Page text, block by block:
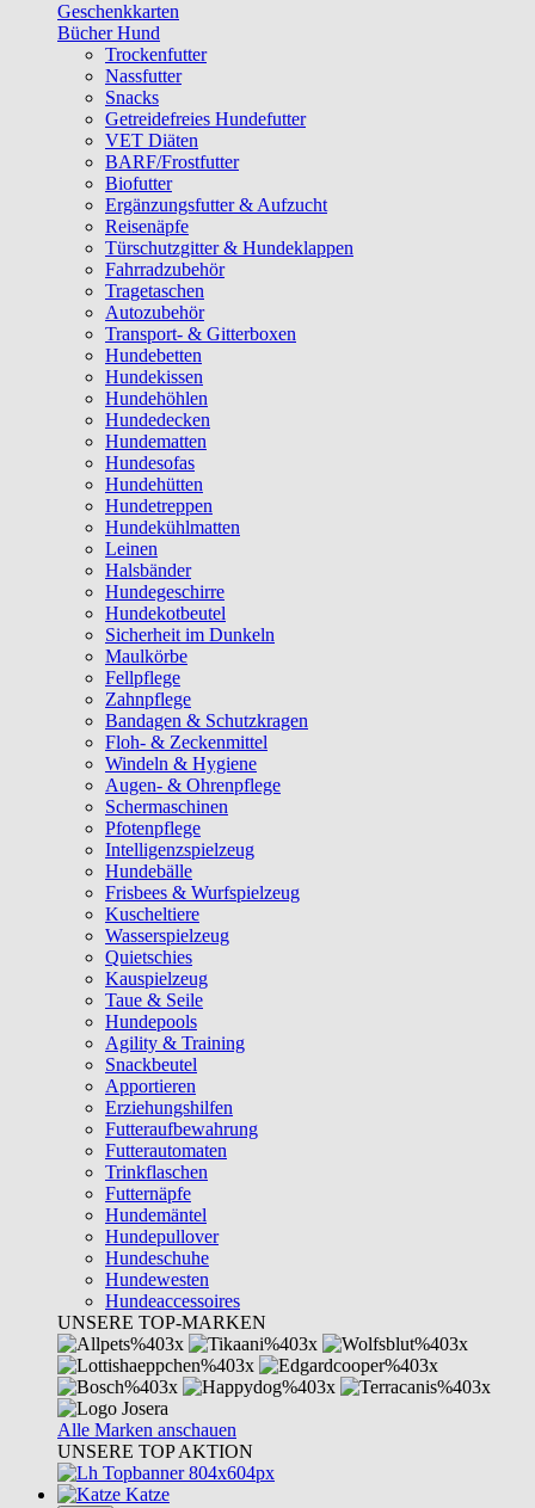
Geschenkkarten
Bücher Hund
Trockenfutter
Nassfutter
Snacks
Getreidefreies Hundefutter
VET Diäten
BARF/Frostfutter
Biofutter
Ergänzungsfutter & Aufzucht
Reisenäpfe
Türschutzgitter & Hundeklappen
Fahrradzubehör
Tragetaschen
Autozubehör
Transport- & Gitterboxen
Hundebetten
Hundekissen
Hundehöhlen
Hundedecken
Hundematten
Hundesofas
Hundehütten
Hundetreppen
Hundekühlmatten
Leinen
Halsbänder
Hundegeschirre
Hundekotbeutel
Sicherheit im Dunkeln
Maulkörbe
Fellpflege
Zahnpflege
Bandagen & Schutzkragen
Floh- & Zeckenmittel
Windeln & Hygiene
Augen- & Ohrenpflege
Schermaschinen
Pfotenpflege
Intelligenzspielzeug
Hundebälle
Frisbees & Wurfspielzeug
Kuscheltiere
Wasserspielzeug
Quietschies
Kauspielzeug
Taue & Seile
Hundepools
Agility & Training
Snackbeutel
Apportieren
Erziehungshilfen
Futteraufbewahrung
Futterautomaten
Trinkflaschen
Futternäpfe
Hundemäntel
Hundepullover
Hundeschuhe
Hundewesten
Hundeaccessoires
UNSERE TOP-MARKEN
Alle Marken anschauen
UNSERE TOP AKTION
Katze